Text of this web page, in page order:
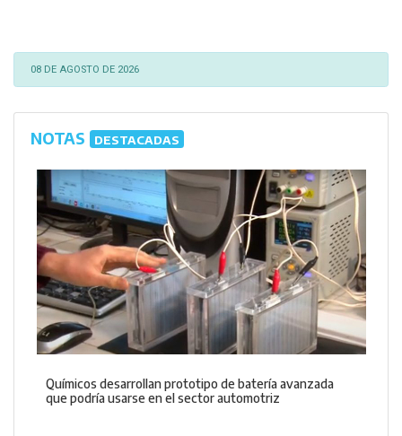
08 DE AGOSTO DE 2026
NOTAS DESTACADAS
Químicos desarrollan prototipo de batería avanzada
que podría usarse en el sector automotriz